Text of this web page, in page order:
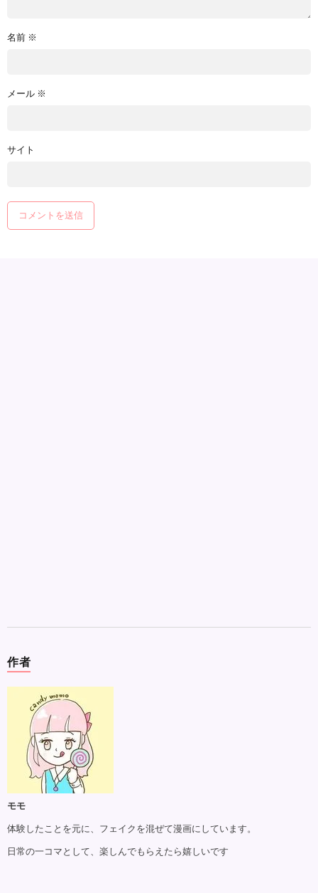
名前 ※
メール ※
サイト
作者
モモ
体験したことを元に、フェイクを混ぜて漫画にしています。
日常の一コマとして、楽しんでもらえたら嬉しいです